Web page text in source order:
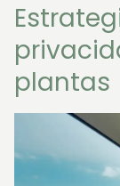
plantas